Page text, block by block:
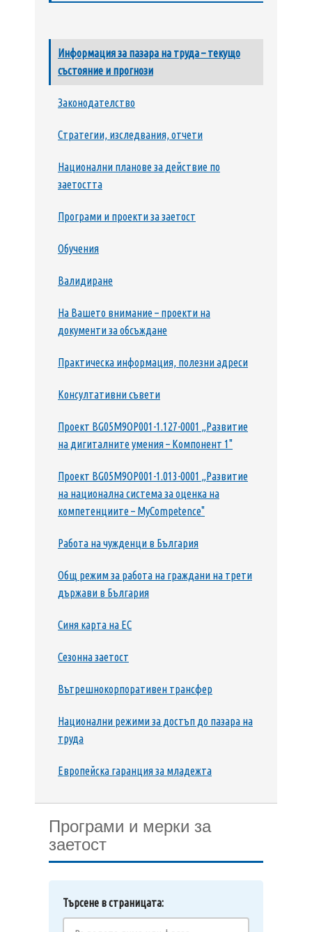
Информация за пазара на труда – текущо
състояние и прогнози
Законодателство
Стратегии, изследвания, отчети
Национални планове за действие по
заетостта
Програми и проекти за заетост
Обучения
Валидиране
На Вашето внимание – проекти на
документи за обсъждане
Практическа информация, полезни адреси
Консултативни съвети
Проект BG05M9OP001-1.127-0001 „Развитие
на дигиталните умения – Компонент 1"
Проект BG05M9ОP001-1.013-0001 „Развитие
на национална система за оценка на
компетенциите – MyCompetence"
Работа на чужденци в България
Общ режим за работа на граждани на трети
държави в България
Синя карта на ЕС
Сезонна заетост
Вътрешнокорпоративен трансфер
Национални режими за достъп до пазара на
труда
Европейска гаранция за младежта
Програми и мерки за
заетост
Търсене в страницата: